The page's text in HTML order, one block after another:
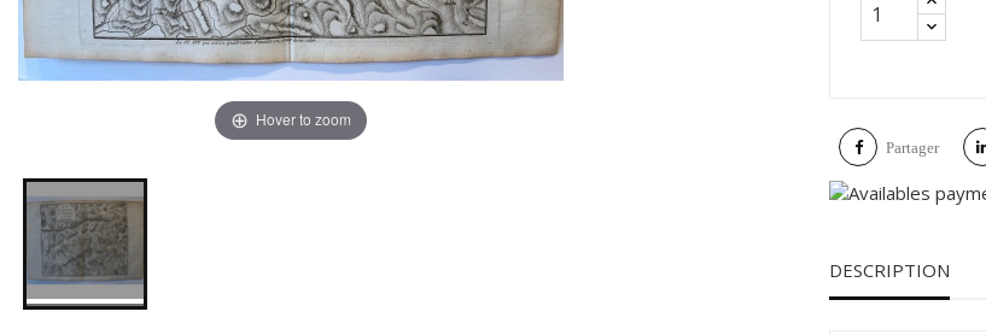
Hover to zoom
Partager
DESCRIPTION